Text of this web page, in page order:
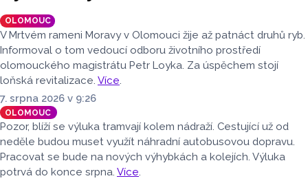
OLOMOUC
V Mrtvém rameni Moravy v Olomouci žije až patnáct druhů ryb.
Informoval o tom vedoucí odboru životního prostředí
olomouckého magistrátu Petr Loyka. Za úspěchem stojí
loňská revitalizace. Více.
7. srpna 2026 v 9:26
OLOMOUC
Pozor, blíží se výluka tramvají kolem nádraží. Cestující už od
neděle budou muset využít náhradní autobusovou dopravu.
Pracovat se bude na nových výhybkách a kolejích. Výluka
potrvá do konce srpna. Více.